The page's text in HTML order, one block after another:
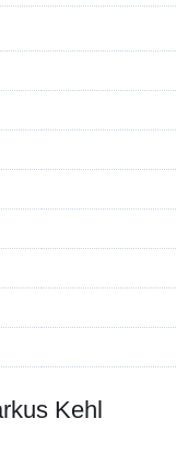
Kehl